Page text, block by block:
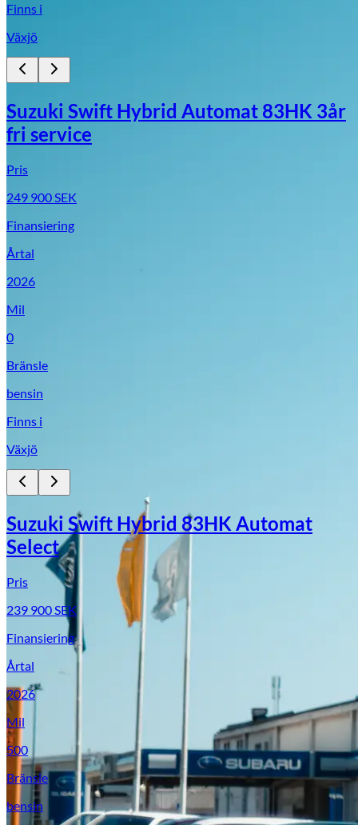
Suzuki
Finns i
Växjö
Suzuki Swift Hybrid Automat 83HK 3år
fri service
Pris
249 900SEK
Finansiering
Årtal
2026
Mil
0
Bränsle
bensin
Finns i
Växjö
Suzuki Swift Hybrid 83HK Automat
Select
Pris
239 900SEK
Finansiering
Årtal
2026
Mil
500
Bränsle
bensin